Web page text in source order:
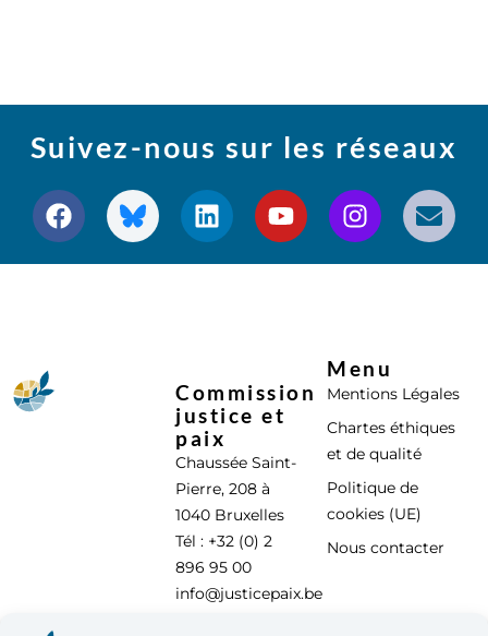
Suivez-nous sur les réseaux
Commission
justice et
paix
Chaussée Saint-
Pierre, 208 à
1040 Bruxelles
Tél : +32 (0) 2
896 95 00
info@justicepaix.be
Menu
Mentions Légales
Chartes éthiques
et de qualité
Politique de
cookies (UE)
Nous contacter